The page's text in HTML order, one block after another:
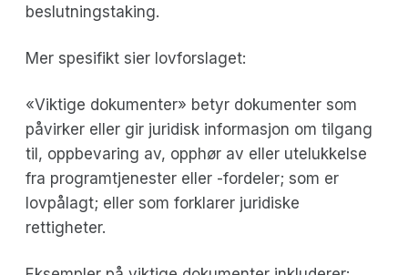
beslutningstaking.
Mer spesifikt sier lovforslaget:
«Viktige dokumenter» betyr dokumenter som
påvirker eller gir juridisk informasjon om tilgang
til, oppbevaring av, opphør av eller utelukkelse
fra programtjenester eller -fordeler; som er
lovpålagt; eller som forklarer juridiske
rettigheter.